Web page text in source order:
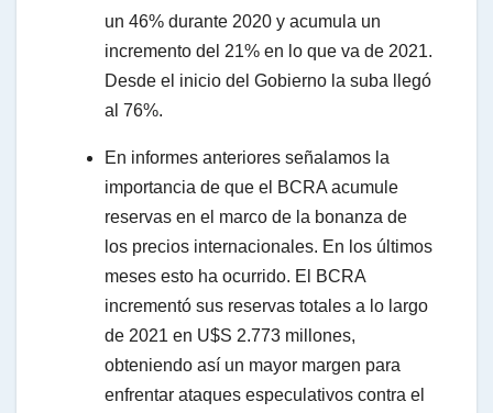
un 46% durante 2020 y acumula un
incremento del 21% en lo que va de 2021.
Desde el inicio del Gobierno la suba llegó
al 76%.
En informes anteriores señalamos la
importancia de que el BCRA acumule
reservas en el marco de la bonanza de
los precios internacionales. En los últimos
meses esto ha ocurrido. El BCRA
incrementó sus reservas totales a lo largo
de 2021 en U$S 2.773 millones,
obteniendo así un mayor margen para
enfrentar ataques especulativos contra el